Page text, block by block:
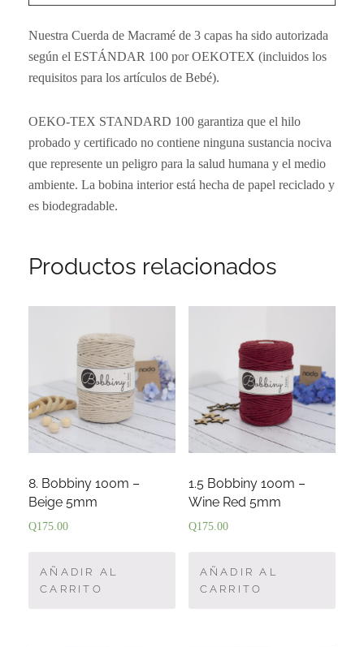
Nuestra Cuerda de Macramé de 3 capas ha sido autorizada
según el ESTÁNDAR 100 por OEKOTEX (incluidos los
requisitos para los artículos de Bebé).
OEKO-TEX STANDARD 100 garantiza que el hilo
probado y certificado no contiene ninguna sustancia nociva
que represente un peligro para la salud humana y el medio
ambiente. La bobina interior está hecha de papel reciclado y
es biodegradable.
Productos relacionados
8. Bobbiny 100m –
Beige 5mm
Q175.00
AÑADIR AL
CARRITO
1.5 Bobbiny 100m –
Wine Red 5mm
Q175.00
AÑADIR AL
CARRITO